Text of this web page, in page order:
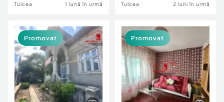
Tulcea 1 lună în urmă Tulcea 2 luni în urmă
Promovat Promovat